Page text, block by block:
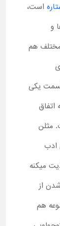
است،
و
هم
یکی
اتفاق
مثلن
ادب
میکنه
از
هم